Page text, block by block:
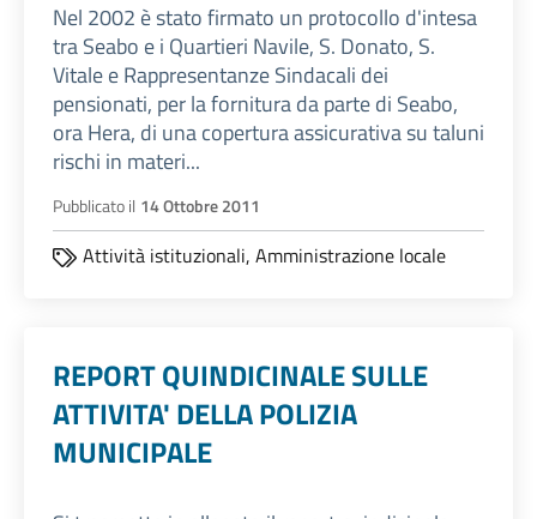
Nel 2002 è stato firmato un protocollo d'intesa
tra Seabo e i Quartieri Navile, S. Donato, S.
Vitale e Rappresentanze Sindacali dei
pensionati, per la fornitura da parte di Seabo,
ora Hera, di una copertura assicurativa su taluni
rischi in materi...
Pubblicato il 14 Ottobre 2011
Attività istituzionali, Amministrazione locale
REPORT QUINDICINALE SULLE
ATTIVITA' DELLA POLIZIA
MUNICIPALE